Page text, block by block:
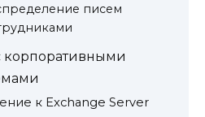
писем
корпоративными
к Exchange Server